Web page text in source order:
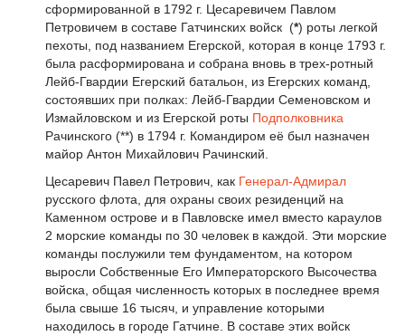
сформированной в 1792 г. Цесаревичем Павлом
Петровичем в составе Гатчинских войск (*) роты легкой
пехоты, под названием Егерской, которая в конце 1793 г.
была расформирована и собрана вновь в трех-ротный
Лейб-Гвардии Егерский батальон, из Егерских команд,
состоявших при полках: Лейб-Гвардии Семеновском и
Измайловском и из Егерской роты Подполковника
Рачинского (**) в 1794 г. Командиром её был назначен
майор Антон Михайлович Рачинский.
Цесаревич Павел Петрович, как Генерал-Адмирал
русского флота, для охраны своих резиденций на
Каменном острове и в Павловске имел вместо караулов
2 морские команды по 30 человек в каждой. Эти морские
команды послужили тем фундаментом, на котором
выросли Собственные Его Императорского Высочества
войска, общая численность которых в последнее время
была свыше 16 тысяч, и управление которыми
находилось в городе Гатчине. В составе этих войск